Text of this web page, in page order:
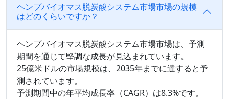
ヘンプバイオマス脱炭酸システム市場市場の規模
はどのくらいですか？
ヘンプバイオマス脱炭酸システム市場市場は、予測
期間を通じて堅調な成長が見込まれています。
25億米ドルの市場規模は、2035年までに達すると予
測されています。
予測期間中の年平均成長率（CAGR）は8.3%です。